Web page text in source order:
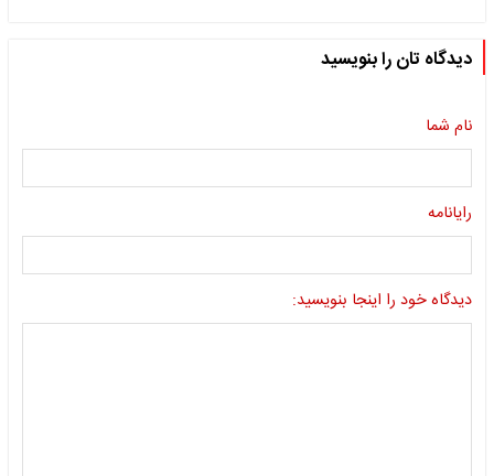
دیدگاه تان را بنویسید
نام شما
رایانامه
دیدگاه خود را اینجا بنویسید: